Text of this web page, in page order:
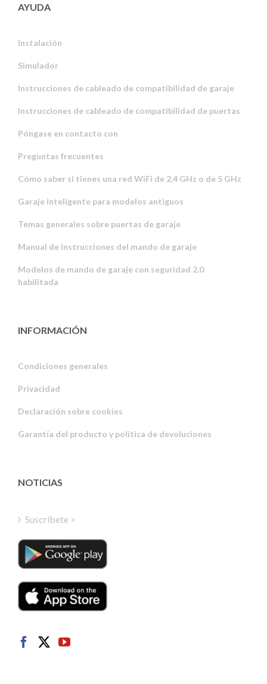
AYUDA
Instalación
Simulador
Instrucciones de cableado de compatibilidad de garaje
Instrucciones de cableado de compatibilidad de puertas
Póngase en contacto con
Preguntas frecuentes
Cómo saber si tienes una red WiFi de 2,4 GHz o de 5 GHz
Garaje inteligente para modelos antiguos
Temas generales sobre puertas de garaje
Manual de instrucciones del mando de garaje
Modelos de mando de garaje con seguridad 2.0
habilitada
INFORMACIÓN
Condiciones generales
Privacidad
Declaración sobre cookies
Garantía del producto y política de devoluciones
NOTICIAS
Suscríbete >
Estonian